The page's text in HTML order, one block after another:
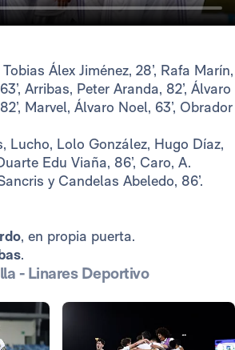
Álex Jiménez, 28’, Rafa Marín,
Arribas, Peter Aranda, 82’, Álvaro
Marvel, Álvaro Noel, 63’, Obrador
Lucho, Lolo González, Hugo Díaz,
Edu Viaña, 86’, Caro, A.
y Candelas Abeledo, 86’.
, en propia puerta.
.
- Linares Deportivo